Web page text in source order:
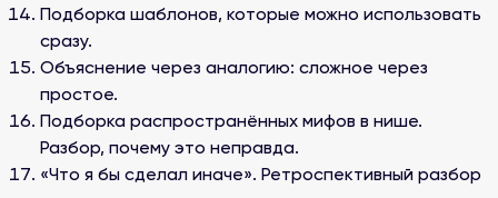
Подборка шаблонов, которые можно использовать
сразу.
Объяснение через аналогию: сложное через
простое.
Подборка распространённых мифов в нише.
Разбор, почему это неправда.
«Что я бы сделал иначе». Ретроспективный разбор